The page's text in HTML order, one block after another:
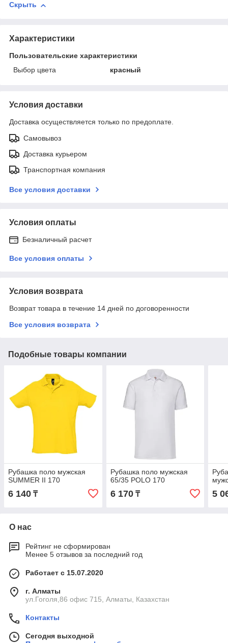
Скрыть
Характеристики
Пользовательские характеристики
Выбор цвета
красный
Условия доставки
Доставка осуществляется только по предоплате.
Самовывоз
Доставка курьером
Транспортная компания
Все условия доставки
Условия оплаты
Безналичный расчет
Все условия оплаты
Условия возврата
Возврат товара в течение 14 дней по договоренности
Все условия возврата
Подобные товары компании
Рубашка поло мужская
SUMMER II 170
6 140 ₸
Рубашка поло мужская
65/35 POLO 170
6 170₸ 5
О нас
Рейтинг не сформирован
Менее 5 отзывов за последний год
Работает с 15.07.2020
г. Алматы
ул.Гоголя,86 офис 715, Алматы, Казахстан
Контакты
Сегодня выходной